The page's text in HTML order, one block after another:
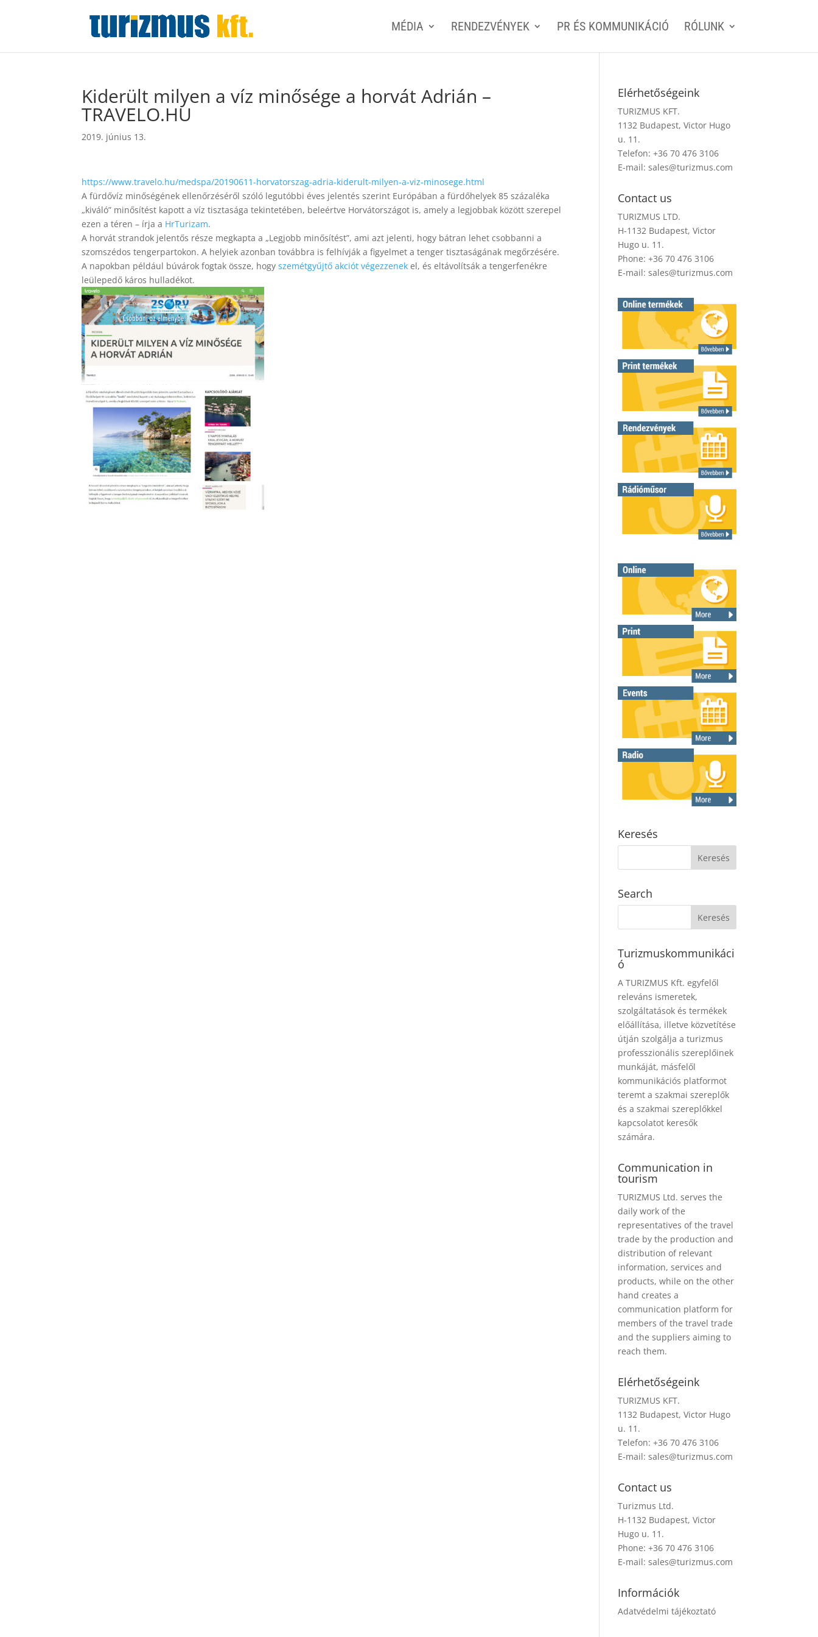
MÉDIA RENDEZVÉNYEK PR ÉS KOMMUNIKÁCIÓ RÓLUNK
Kiderült milyen a víz minősége a horvát Adrián –
TRAVELO.HU
2019. június 13.
https://www.travelo.hu/medspa/20190611-horvatorszag-adria-kiderult-milyen-a-viz-minosege.html
A fürdővíz minőségének ellenőrzéséről szóló legutóbbi éves jelentés szerint Európában a fürdőhelyek 85 százaléka
„kiváló” minősítést kapott a víz tisztasága tekintetében, beleértve Horvátországot is, amely a legjobbak között szerepel
ezen a téren – írja a HrTurizam.
A horvát strandok jelentős része megkapta a „Legjobb minősítést”, ami azt jelenti, hogy bátran lehet csobbanni a
szomszédos tengerpartokon. A helyiek azonban továbbra is felhívják a figyelmet a tenger tisztaságának megőrzésére.
A napokban például búvárok fogtak össze, hogyszemétgyűjtő akciót végezzenek el, és eltávolítsák a tengerfenékre
leülepedő káros hulladékot.
Elérhetőségeink
TURIZMUS KFT.
1132 Budapest, Victor Hugo
u. 11.
Telefon: +36 70 476 3106
E-mail:sales@turizmus.com
Contact us
TURIZMUS LTD.
H-1132 Budapest, Victor
Hugo u. 11.
Phone: +36 70 476 3106
E-mail:sales@turizmus.com
Keresés
Search
Turizmuskommunikáci
ó
A TURIZMUS Kft. egyfelől
releváns ismeretek,
szolgáltatások és termékek
előállítása, illetve közvetítése
útján szolgálja a turizmus
professzionális szereplőinek
munkáját, másfelől
kommunikációs platformot
teremt a szakmai szereplők
és a szakmai szereplőkkel
kapcsolatot keresők
számára.
Communication in
tourism
TURIZMUS Ltd. serves the
daily work of the
representatives of the travel
trade by the production and
distribution of relevant
information, services and
products, while on the other
hand creates a
communication platform for
members of the travel trade
and the suppliers aiming to
reach them.
Elérhetőségeink
TURIZMUS KFT.
1132 Budapest, Victor Hugo
u. 11.
Telefon: +36 70 476 3106
E-mail:sales@turizmus.com
Contact us
Turizmus Ltd.
H-1132 Budapest, Victor
Hugo u. 11.
Phone: +36 70 476 3106
E-mail:sales@turizmus.com
Információk
Adatvédelmi tájékoztató